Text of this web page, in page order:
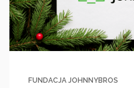
FUNDACJA JOHNNYBROS